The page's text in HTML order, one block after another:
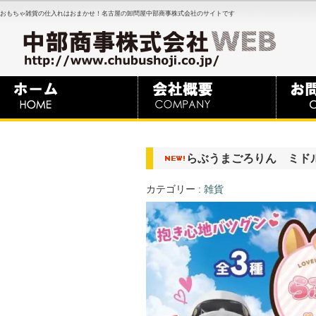
おもちゃ雑貨の仕入れはおまかせ！名古屋の卸問屋中部商事株式会社のサイトです
らぶうまごろりん ミド
カテゴリー : 雑貨